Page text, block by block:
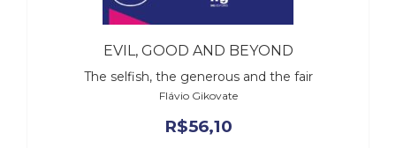
EVIL, GOOD AND BEYOND
The selfish, the generous and the fair
Flávio Gikovate
R$56,10